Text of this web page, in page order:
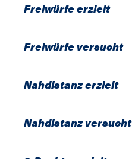
Freiwürfe erzielt
Freiwürfe versucht
Nahdistanz erzielt
Nahdistanz versucht